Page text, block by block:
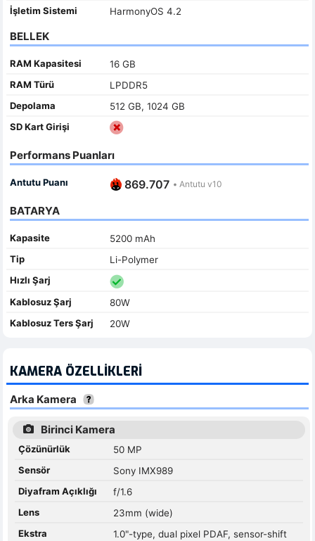
İşletim Sistemi HarmonyOS 4.2
BELLEK
RAM Kapasitesi
16 GB
RAM Türü
LPDDR5
Depolama
512 GB, 1024 GB
SD Kart Girişi
Performans Puanları
Antutu Puanı 869.707 • Antutu v10
BATARYA
Kapasite
5200 mAh
Tip
Li-Polymer
Hızlı Şarj
Kablosuz Şarj
80W
Kablosuz Ters Şarj
20W
KAMERA ÖZELLIKLERI
Arka Kamera
Birinci Kamera
Çözünürlük
50 MP
Sensör
Sony IMX989
Diyafram Açıklığı
f/1.6
Lens
23mm (wide)
Ekstra
1.0"-type, dual pixel PDAF, sensor-shift